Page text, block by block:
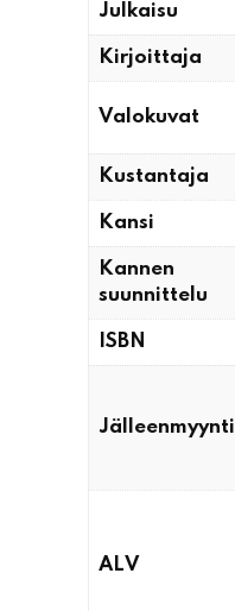
Julkaisu
Kirjoittaja
Valokuvat
Kustantaja
Kansi
Kannen
suunnittelu
ISBN
Jälleenmyynti
ALV